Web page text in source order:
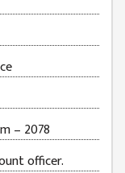
– 2078
officer.